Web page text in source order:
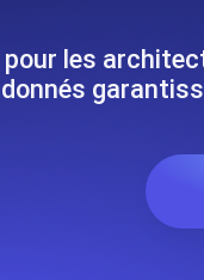
pour sites web et APIs.
pour cron jobs et
les